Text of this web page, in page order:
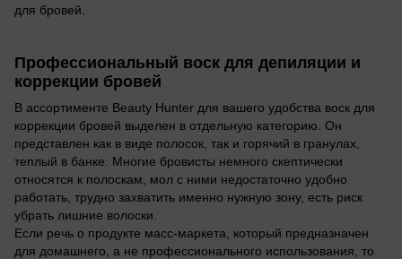
для бровей.
Профессиональный воск для депиляции и
коррекции бровей
В ассортименте Beauty Hunter для вашего удобства воск для
коррекции бровей выделен в отдельную категорию. Он
представлен как в виде полосок, так и горячий в гранулах,
теплый в банке. Многие бровисты немного скептически
относятся к полоскам, мол с ними недостаточно удобно
работать, трудно захватить именно нужную зону, есть риск
убрать лишние волоски.
Если речь о продукте масс-маркета, который предназначен
для домашнего, а не профессионального использования, то